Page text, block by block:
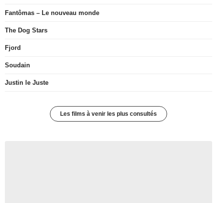
Fantômas – Le nouveau monde
The Dog Stars
Fjord
Soudain
Justin le Juste
Les films à venir les plus consultés